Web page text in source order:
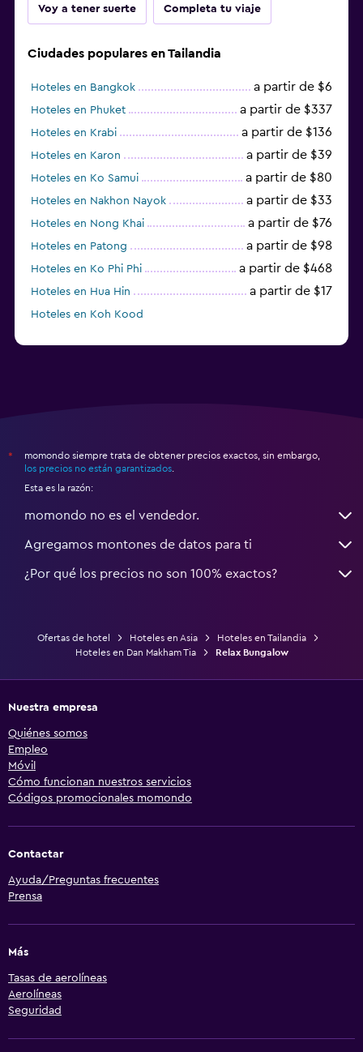
Voy a tener suerte Completa tu viaje
Ciudades populares en Tailandia
Hoteles en Bangkok a partir de $6
Hoteles en Phuket a partir de $337
Hoteles en Krabi a partir de $136
Hoteles en Karon a partir de $39
Hoteles en Ko Samui a partir de $80
Hoteles en Nakhon Nayok a partir de $33
Hoteles en Nong Khai a partir de $76
Hoteles en Patong a partir de $98
Hoteles en Ko Phi Phi a partir de $468
Hoteles en Hua Hin a partir de $17
Hoteles en Koh Kood
*
momondo siempre trata de obtener precios exactos, sin embargo,
los precios no están garantizados
Esta es la razón:
momondo no es el vendedor.
Agregamos montones de datos para ti
¿Por qué los precios no son 100% exactos?
Ofertas de hotel Hoteles en Asia
Hoteles en Tailandia
Hoteles en Dan Makham Tia
Relax Bungalow
Nuestra empresa
Quiénes somos
Empleo
Móvil
Cómo funcionan nuestros servicios
Códigos promocionales momondo
Contactar
Ayuda/Preguntas frecuentes
Prensa
Más
Tasas de aerolíneas
Aerolíneas
Seguridad